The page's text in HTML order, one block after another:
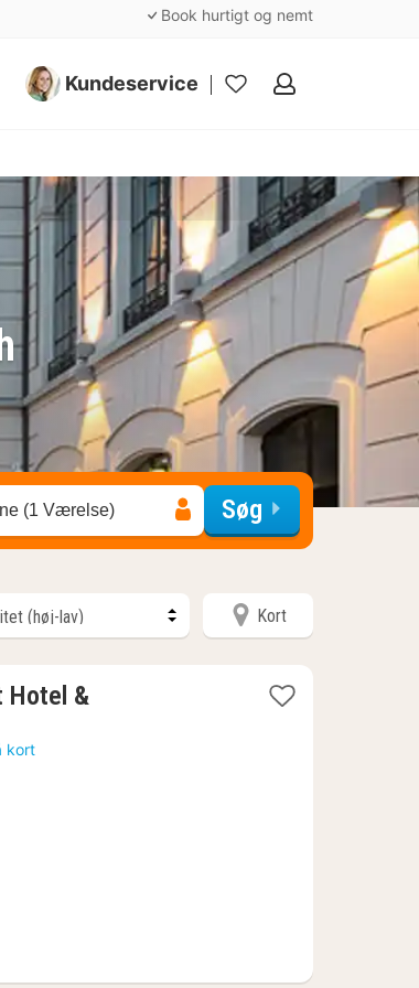
Book hurtigt og nemt
Kundeservice
Mine
(1 Værelse) Søg
Kort
Hotel &
kort